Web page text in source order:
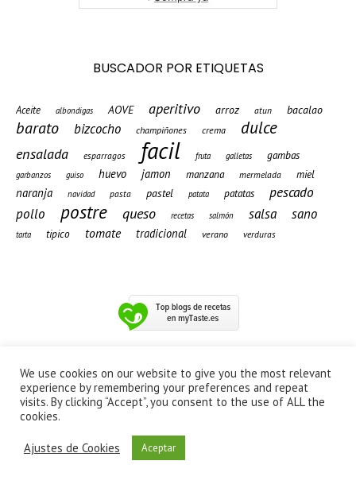
BUSCADOR POR ETIQUETAS
Aceite albondigas AOVE aperitivo arroz atun bacalao
barato bizcocho champiñones crema dulce
ensalada esparragos facil fruta galletas gambas
garbanzos guiso huevo jamon manzana mermelada miel
naranja navidad pasta pastel patata patatas pescado
pollo postre queso recetas salmón salsa sano
tarta tipico tomate tradicional verano verduras
We use cookies on our website to give you the most relevant
experience by remembering your preferences and repeat
visits. By clicking “Accept”, you consent to the use of ALL the
cookies.
Ajustes de Cookies Aceptar